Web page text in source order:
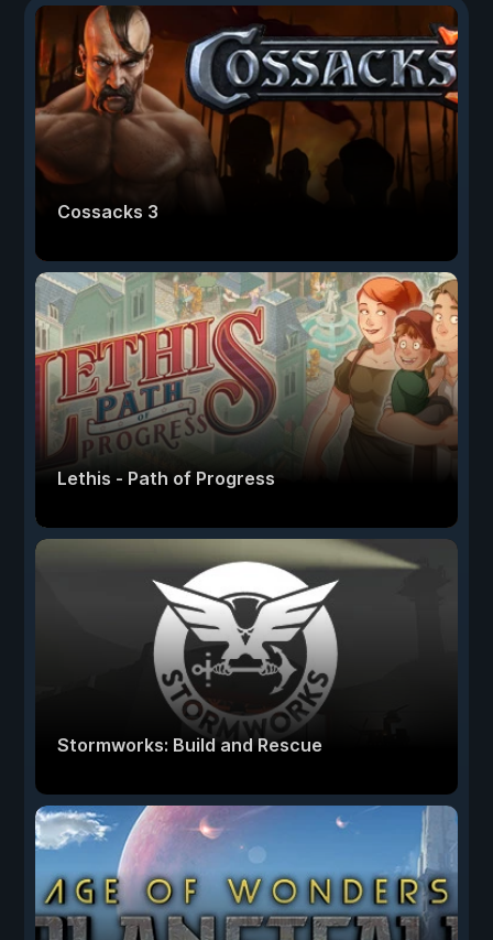
Cossacks 3
Lethis - Path of Progress
Stormworks: Build and Rescue